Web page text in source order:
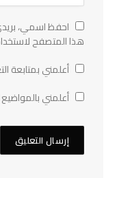
احفظ اسمي،
هذا المتصفح
أعلمني بمتابعة
أعلمني بالمواضيع